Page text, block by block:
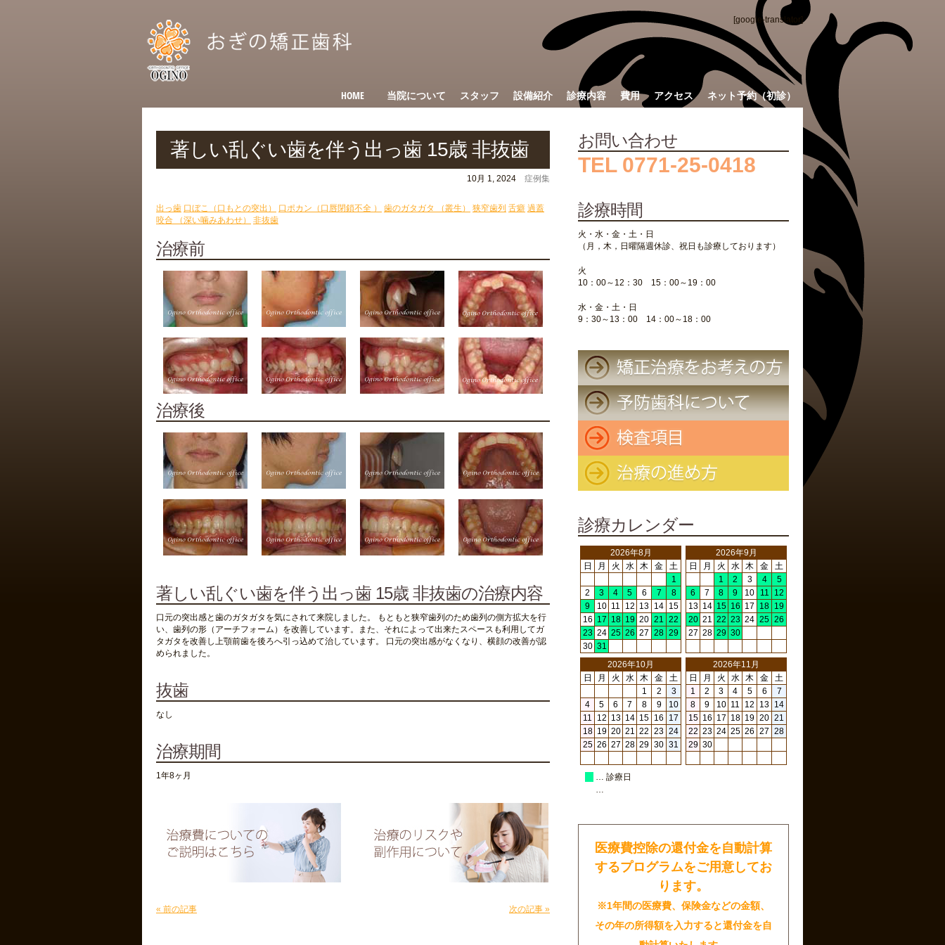
[google-translator]
HOME 当院について スタッフ 設備紹介 診療内容 費用 アクセス ネット予約（初診）
著しい乱ぐい歯を伴う出っ歯 15歳 非抜歯
10月 1, 2024 症例集
出っ歯 口ぼこ（口もとの突出） 口ポカン（口唇閉鎖不全 ） 歯のガタガタ （叢生） 狭窄歯列 舌癖 過蓋
咬合 （深い噛みあわせ）
非抜歯
治療前
治療後
著しい乱ぐい歯を伴う出っ歯 15歳 非抜歯の治療内容
口元の突出感と歯のガタガタを気にされて来院しました。 もともと狭窄歯列のため歯列の側方拡大を行
い、歯列の形（アーチフォーム）を改善しています。また、それによって出来たスペースも利用してガ
タガタを改善し上顎前歯を後ろへ引っ込めて治しています。 口元の突出感がなくなり、横顔の改善が認
められました。
抜歯
なし
治療期間
1年8ヶ月
« 前の記事 次の記事 »
お問い合わせ
TEL 0771-25-0418
診療時間
火・水・金・土・日
（月，木，日曜隔週休診、祝日も診療しております）
火
10：00～12：30 15：00～19：00
水・金・土・日
9：30～13：00 14：00～18：00
診療カレンダー
2026年8月
日
月 火 水 木 金
土
1
2
3 4 5 6 7
8
9
10 11 12 13 14 15
16 17 18 19 20 21 22
23 24 25 26 27 28 29
30 31
2026年9月
日
月 火 水 木 金
土
1
2 3 4
5
6
7 8 9 10 11
12
13 14 15 16 17 18 19
20 21 22 23 24 25 26
27 28 29 30
2026年10月
日
月 火 水 木 金
土
1
2
3
4
5 6 7 8 9
10
11
12 13 14 15 16
17
18 19 20 21 22 23 24
25 26 27 28 29 30 31
2026年11月
日
月 火 水 木 金
土
1
2 3 4 5 6
7
8
9 10 11 12 13 14
15 16 17 18 19 20 21
22 23 24 25 26 27 28
29 30
… 診療日
…
医療費控除の還付金を自動計算
するプログラムをご用意してお
ります。
※1年間の医療費、保険金などの金額、
その年の所得額を入力すると還付金を自